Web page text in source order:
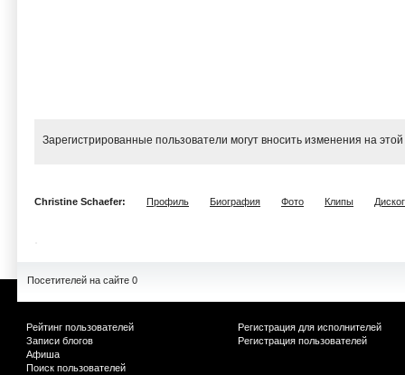
Зарегистрированные пользователи могут вносить изменения на
Christine Schaefer: Профиль Биография Фото Клипы
Посетителей на сайте 0
Рейтинг пользователей
Записи блогов
Афиша
Поиск пользователей
Регистрация для исполнителей
Регистрация пользователей